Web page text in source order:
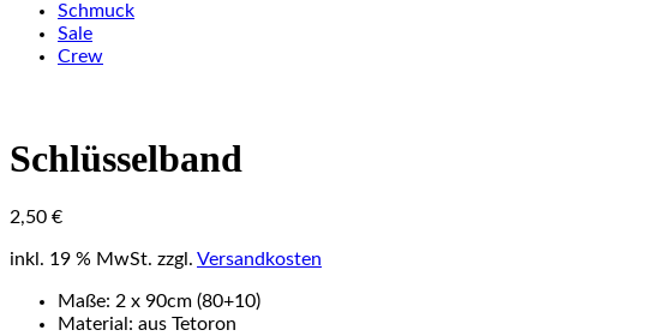
Schmuck
Sale
Crew
Schlüsselband
2,50 €
inkl. 19 % MwSt. zzgl. Versandkosten
Maße: 2 x 90cm (80+10)
Material: aus Tetoron